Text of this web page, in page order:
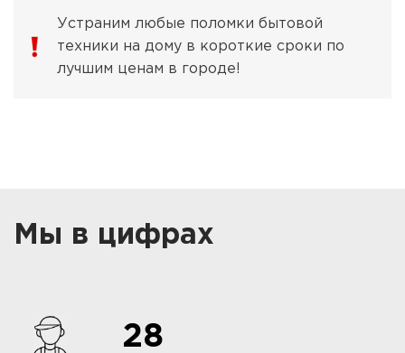
Устраним любые поломки бытовой
техники на дому в короткие сроки по
лучшим ценам в городе!
Мы в цифрах
28